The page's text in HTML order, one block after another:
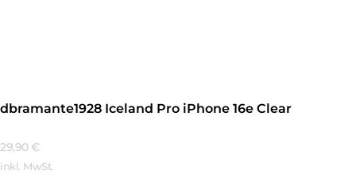
dbramante1928 Iceland Pro iPhone 16e Clear
29,90 €
inkl. MwSt.